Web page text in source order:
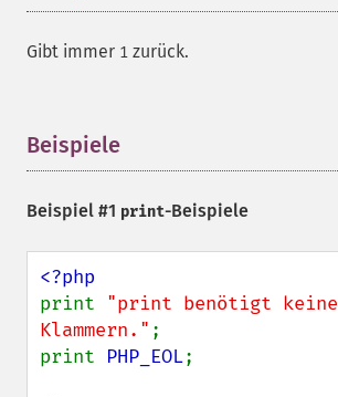
Gibt immer 1 zurück.
Beispiele
Beispiel #1 print-Beispiele
print "print benötigt keine
Klammern." ;
print PHP_EOL;